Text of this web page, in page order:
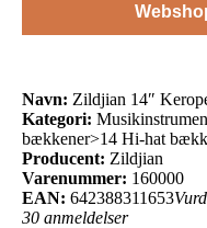
Navn: Zildjian 14″
Kategori:
bækkener>14 Hi-hat
Producent: Zildjian
Varenummer: 160000
EAN: 642388311653
30 anmeldelser